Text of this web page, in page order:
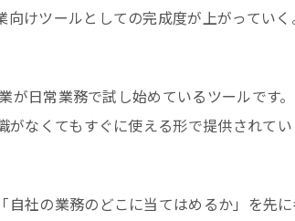
けツールとしての完成度が上がっていく
が日常業務で試し始めているツールです
なくてもすぐに使える形で提供されてい
社の業務のどこに当てはめるか」を先